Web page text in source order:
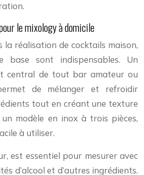
le mixology à domicile
la réalisation de cocktails maison,
base sont indispensables. Un
central de tout bar amateur ou
de mélanger et refroidir
tout en créant une texture
modèle en inox à trois pièces,
à utiliser.
est essentiel pour mesurer avec
d’alcool et d’autres ingrédients.